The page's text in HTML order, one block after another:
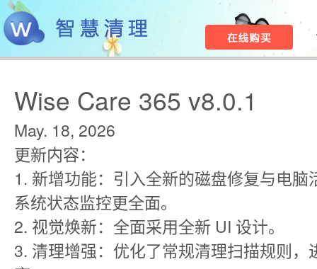
Wise Care 365 v8.0.1
May. 18, 2026
更新内容：
1. 新增功能：引入全新的磁盘修复与电脑
系统状态监控更全面。
2. 视觉焕新：全面采用全新 UI 设计。
3. 清理增强：优化了常规清理扫描规则